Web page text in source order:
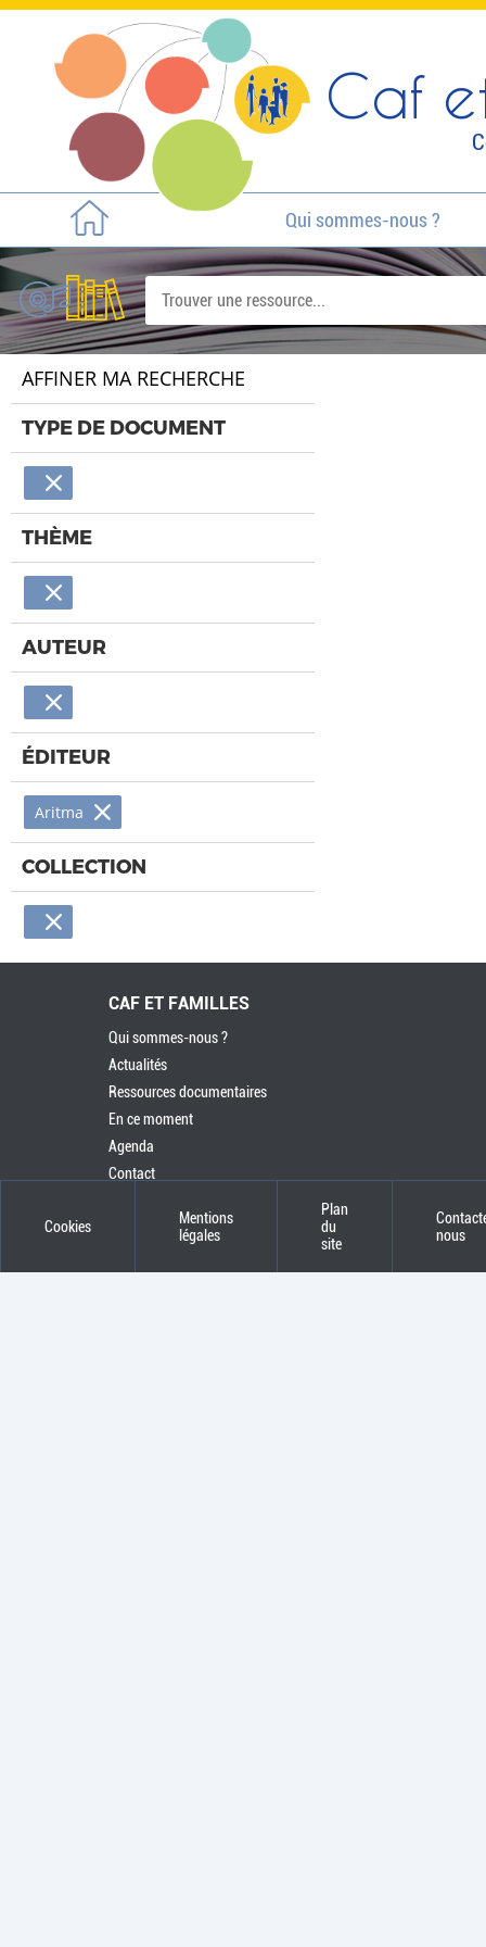
Caf
Qui sommes-nous ?
AFFINER MA RECHERCHE
TYPE DE DOCUMENT
THÈME
AUTEUR
ÉDITEUR
Aritma
COLLECTION
CAF ET FAMILLES
Qui sommes-nous ?
Actualités
Ressources documentaires
En ce moment
Agenda
Contact
Cookies
Mentions
légales
Plan
du
site
nous